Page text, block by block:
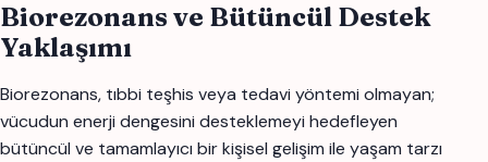
Biorezonans ve Bütüncül Destek
Yaklaşımı
Biorezonans, tıbbi teşhis veya tedavi yöntemi olmayan;
vücudun enerji dengesini desteklemeyi hedefleyen
bütüncül ve tamamlayıcı bir kişisel gelişim ile yaşam tarzı